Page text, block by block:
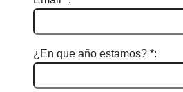
¿En que año estamos? *: